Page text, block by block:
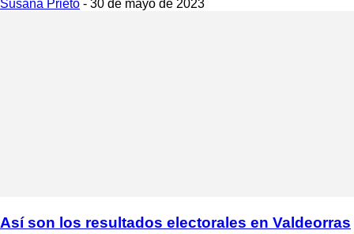
Susana Prieto - 30 de mayo de 2023
Así son los resultados electorales en Valdeorras